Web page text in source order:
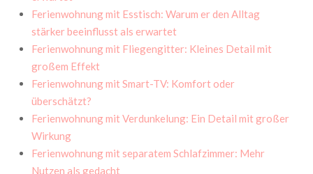
Ferienwohnung mit Esstisch: Warum er den Alltag
stärker beeinflusst als erwartet
Ferienwohnung mit Fliegengitter: Kleines Detail mit
großem Effekt
Ferienwohnung mit Smart-TV: Komfort oder
überschätzt?
Ferienwohnung mit Verdunkelung: Ein Detail mit großer
Wirkung
Ferienwohnung mit separatem Schlafzimmer: Mehr
Nutzen als gedacht